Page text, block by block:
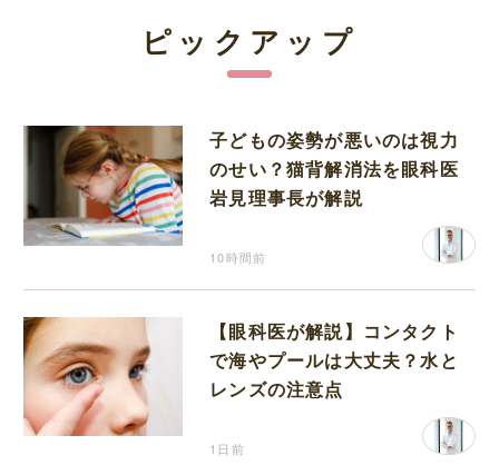
ピックアップ
子どもの姿勢が悪いのは視力
のせい？猫背解消法を眼科医
岩見理事長が解説
10時間前
【眼科医が解説】コンタクト
で海やプールは大丈夫？水と
レンズの注意点
1日前